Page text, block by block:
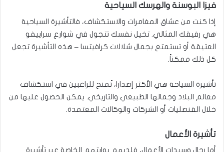
فيزا البوسنة والهرسك السياحية
إذا كنت من عشاق المغامرات والاستكشاف، فالتأشيرة السياحية
هي رفيقك المثالي. تخيل نفسك تتجول في شوارع سراييفو
العتيقة أو تستمتع بجمال شلالات كرافيتسا – هذه التأشيرة تجعل
كل ذلك ممكناً.
تأشيرة السياحة هي الأكثر إصدارا، تُمنح للراغبين في استكشاف
معالم البلاد وجمالها الطبيعي والتاريخي. يمكن الحصول عليها من
خلال القنصليات أو الشركات والوكالات المعتمدة.
تأشيرة الأعمال
أما رجال وسيدات الأعمال، فلديهم بوابتهم الخاصة عبر تأشيرة